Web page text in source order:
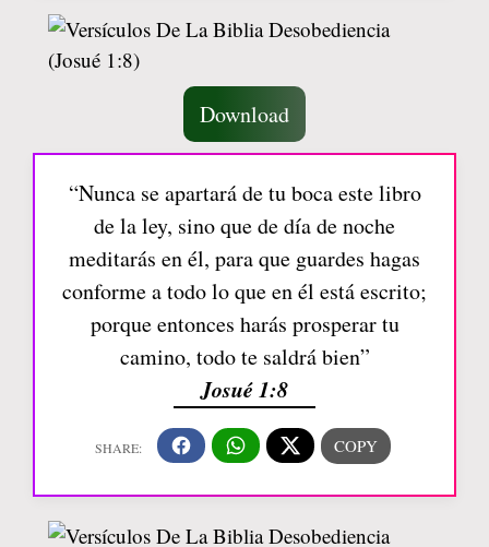
Download
“Nunca se apartará de tu boca este libro
de la ley, sino que de día de noche
meditarás en él, para que guardes hagas
conforme a todo lo que en él está escrito;
porque entonces harás prosperar tu
camino, todo te saldrá bien”
Josué 1:8